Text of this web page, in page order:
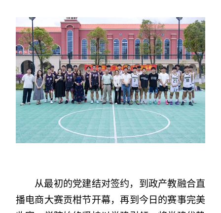
从最初的党建结对签约，到政产教融合直
播电商大赛贡柑节开幕，再到今日的赛事完美